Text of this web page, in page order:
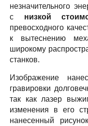
незначительного
с низкой
превосходного
к вытеснению
широкому
станков.
Изображение
гравировки
так как лазер
изменения в его
нанесенный